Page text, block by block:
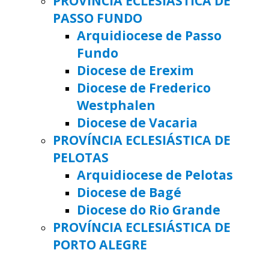
PASSO FUNDO
Arquidiocese de Passo
Fundo
Diocese de Erexim
Diocese de Frederico
Westphalen
Diocese de Vacaria
PROVÍNCIA ECLESIÁSTICA DE
PELOTAS
Arquidiocese de Pelotas
Diocese de Bagé
Diocese do Rio Grande
PROVÍNCIA ECLESIÁSTICA DE
PORTO ALEGRE